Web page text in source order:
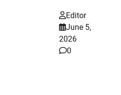
Editor
June 5,
2026
0